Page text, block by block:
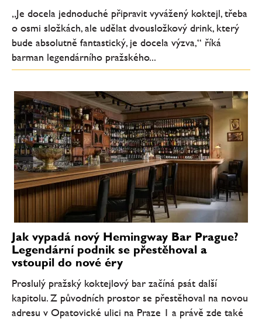
„Je docela jednoduché připravit vyvážený koktejl, třeba
o osmi složkách, ale udělat dvousložkový drink, který
bude absolutně fantastický, je docela výzva,“ říká
barman legendárního pražského...
Jak vypadá nový Hemingway Bar Prague?
Legendární podnik se přestěhoval a
vstoupil do nové éry
Proslulý pražský koktejlový bar začíná psát další
kapitolu. Z původních prostor se přestěhoval na novou
adresu v Opatovické ulici na Praze 1 a právě zde také